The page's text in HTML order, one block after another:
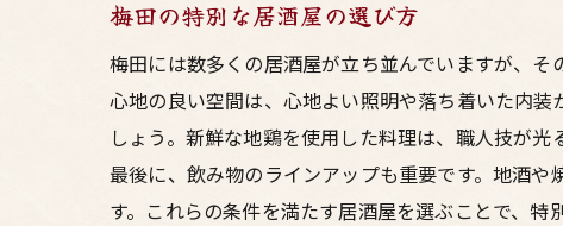
梅田の特別な居酒屋の選び方
梅田には数多くの居酒屋が立ち並んでいますが、
心地の良い空間は、心地よい照明や落ち着いた内
しょう。新鮮な地鶏を使用した料理は、職人技が
最後に、飲み物のラインアップも重要です。地酒
す。これらの条件を満たす居酒屋を選ぶことで、特